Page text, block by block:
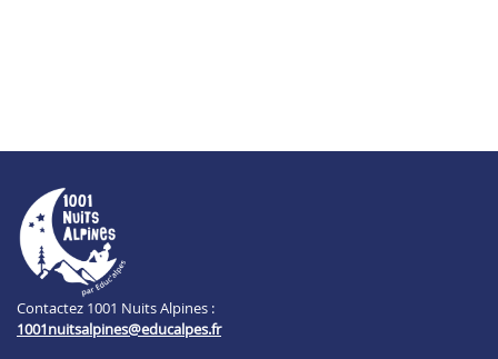
Contactez 1001 Nuits Alpines :
1001nuitsalpines@educalpes.fr